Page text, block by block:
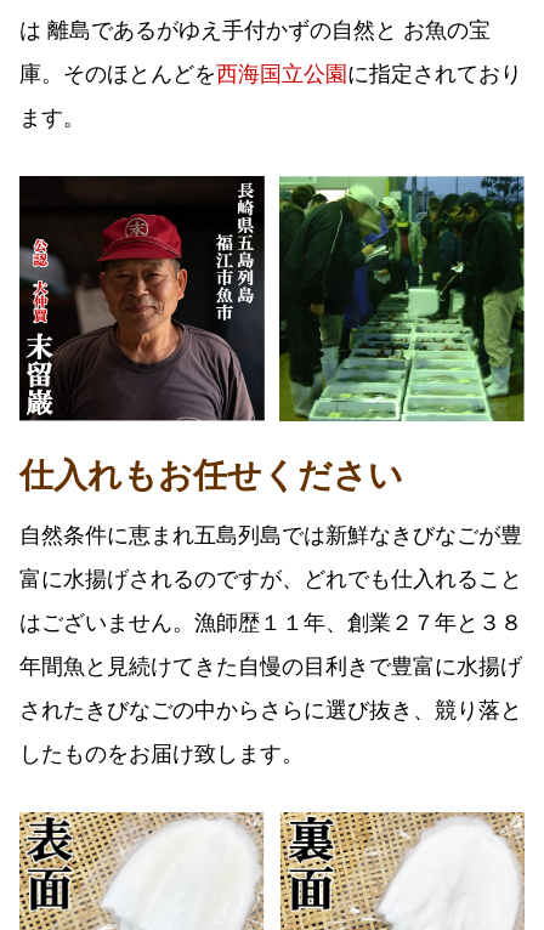
は 離島であるがゆえ手付かずの自然と お魚の宝
庫。そのほとんどを西海国立公園 に指定されており
ます。
仕入れもお任せください
自然条件に恵まれ五島列島では新鮮なきびなごが豊
富に水揚げされるのですが、どれでも仕入れること
はございません。漁師歴１１年、創業２７年と３８
年間魚と見続けてきた自慢の目利きで豊富に水揚げ
されたきびなごの中からさらに選び抜き、競り落と
したものをお届け致します。